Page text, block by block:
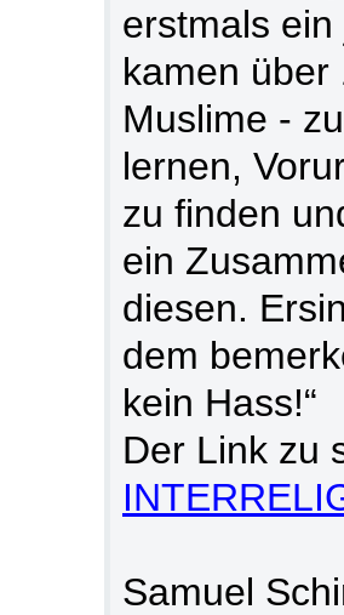
erstmals
kamen über
Muslime -
lernen,
zu finden
ein
diesen.
dem
kein Hass!“
Der Link zu
Samuel